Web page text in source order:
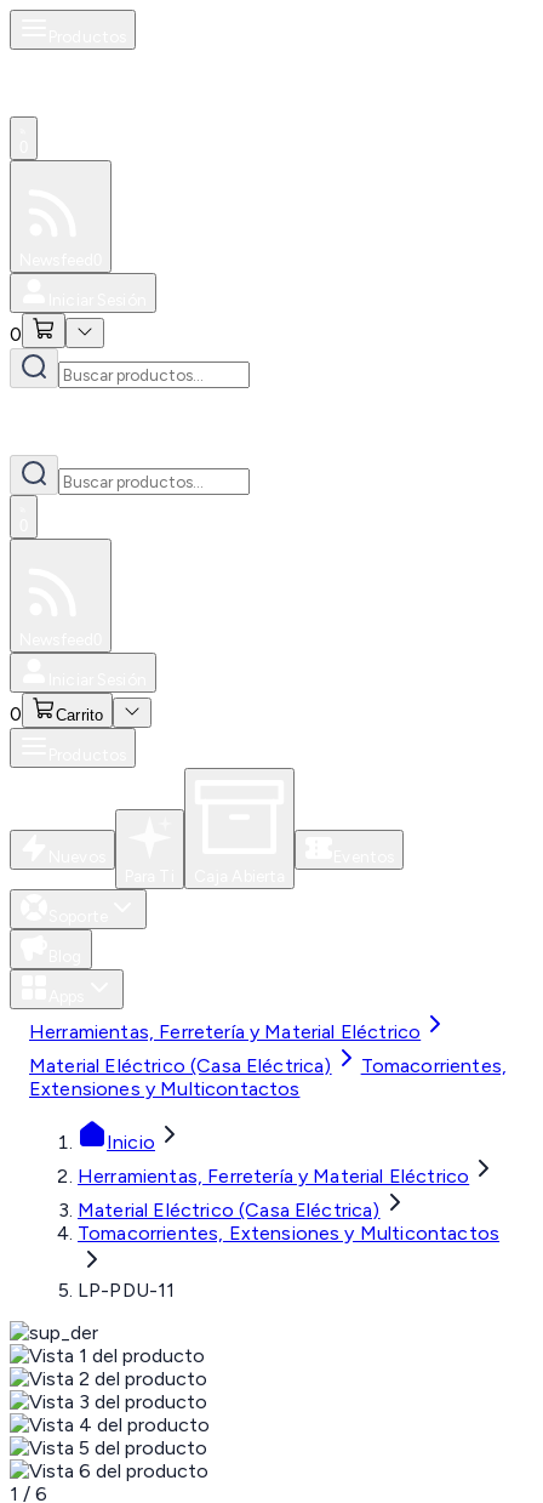
0
0 Carrito
Herramientas, Ferretería y Material Eléctrico
Material Eléctrico (Casa Eléctrica)
Tomacorrientes,
Extensiones y Multicontactos
Inicio
Herramientas, Ferretería y Material Eléctrico
Material Eléctrico (Casa Eléctrica)
Tomacorrientes, Extensiones y Multicontactos
LP-PDU-11
1 / 6